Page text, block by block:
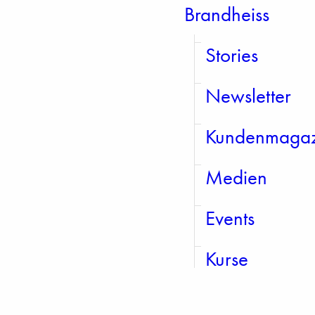
Brandheiss
Stories
Newsletter
Medien
Events
Kurse